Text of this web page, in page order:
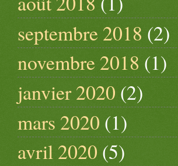
septembre 2018 (2)
novembre 2018 (1)
janvier 2020 (2)
mars 2020 (1)
avril 2020 (5)